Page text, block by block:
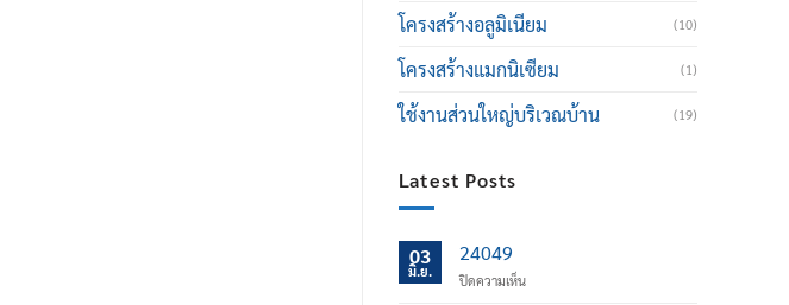
โครงสร้างอลูมิเนียม (10)
โครงสร้างแมกนิเซียม (1)
ใช้งานส่วนใหญ่บริเวณบ้าน (19)
Latest Posts
03
มิ.ย.
24049
ปิดความเห็นบน